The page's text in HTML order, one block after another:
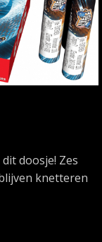
doosje! Zes
knetteren